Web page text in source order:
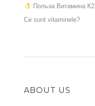
Польза Витамина К2
Ce sunt vitaminele?
ABOUT US